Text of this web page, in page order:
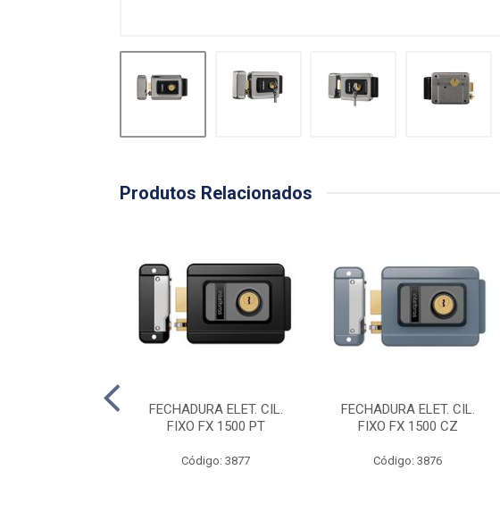
Produtos Relacionados
FECHADURA ELET. CIL.
FIXO FX 1500 PT
Código: 3877
FECHADURA ELET. CIL.
FIXO FX 1500 CZ
Código: 3876